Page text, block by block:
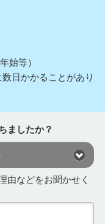
始等）
日かかることがあり
ましたか？
由などをお聞かせく